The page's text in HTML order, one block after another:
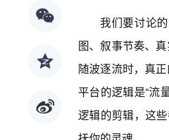
我们要讨论
图、叙事节奏、
随波逐流时，真
平台的逻辑是“流
逻辑的剪辑，这